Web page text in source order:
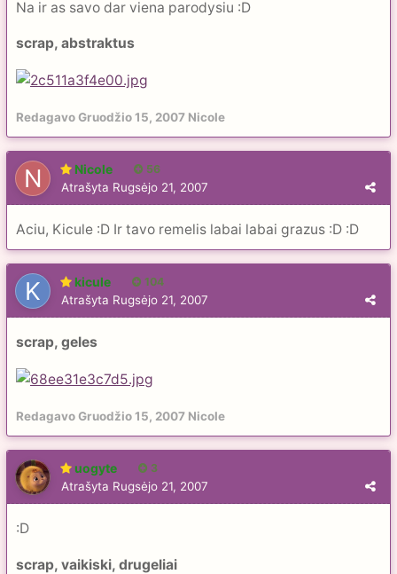
Na ir as savo dar viena parodysiu :D
scrap, abstraktus
RedagavoGruodžio 15, 2007 Nicole
Nicole 56
Atrašyta Rugsėjo 21, 2007
Aciu, Kicule :D Ir tavo remelis labai labai grazus :D :D
kicule 104
Atrašyta Rugsėjo 21, 2007
scrap, geles
RedagavoGruodžio 15, 2007 Nicole
uogyte 3
Atrašyta Rugsėjo 21, 2007
:D
scrap, vaikiski, drugeliai